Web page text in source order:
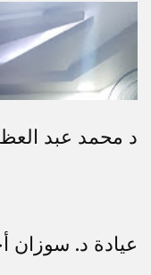
د محمد عبد
عيادة د. سوزان